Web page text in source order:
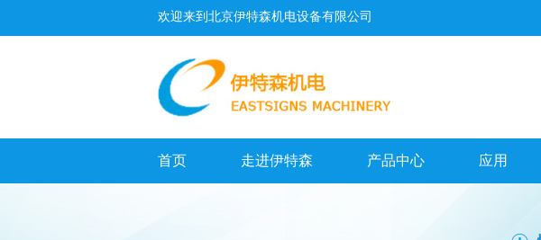
欢迎来到北京伊特森机电设备有限公司
首页 走进伊特森 产品中心 应用